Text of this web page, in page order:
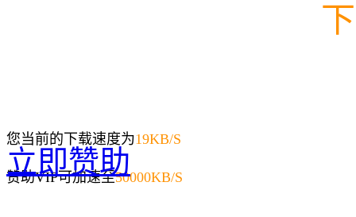
您当前的下载速度为19KB/S
赞助VIP可加速至50000KB/S
立即赞助